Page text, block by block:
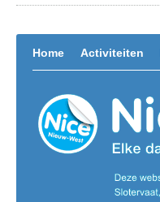
Home Activiteiten